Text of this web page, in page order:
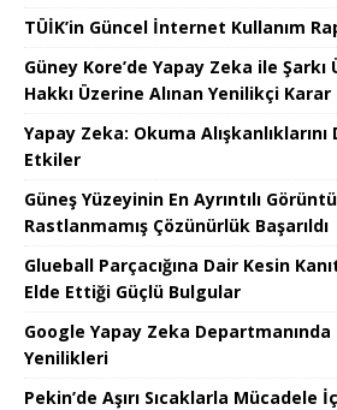
TÜİK’in Güncel İnternet Kullanım
Güney Kore’de Yapay Zeka ile
Hakkı Üzerine Alınan Yenilikçi Karar
Yapay Zeka: Okuma
Etkiler
Güneş Yüzeyinin En Ayrıntılı
Rastlanmamış Çözünürlük Başarıldı
Glueball Parçacığına Dair Kesin
Elde Ettiği Güçlü Bulgular
Google Yapay Zeka
Yenilikleri
Pekin’de Aşırı Sıcaklarla Mücadele